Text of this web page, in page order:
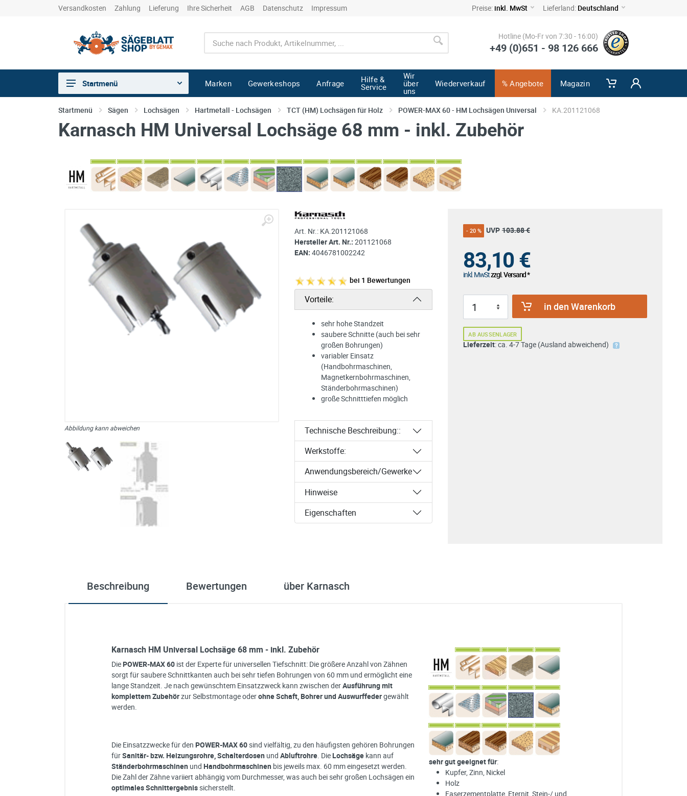
Versandkosten Zahlung Lieferung Ihre Sicherheit AGB Datenschutz Impressum Preise: inkl. MwSt Lieferland: Deutschland
Hotline (Mo-Fr von 7:30 - 16:00)
+49 (0)651 - 98 126 666
Sägen
Trennen
Schleifen
kreative Holzbearbeitung
sonstiges/Zubehör
Startmenü Marken Gewerkeshops Anfrage Hilfe &
Service
Wir
über
uns
Wiederverkauf % Angebote Magazin
Startmenü Sägen Lochsägen Hartmetall - Lochsägen TCT (HM) Lochsägen für Holz POWER-MAX 60 - HM Lochsägen Universal KA.201121068
Karnasch HM Universal Lochsäge 68 mm - inkl. Zubehör
Abbildung kann abweichen
Art. Nr.: KA.201121068
Hersteller Art. Nr.: 201121068
EAN: 4046781002242
bei 1 Bewertungen
Vorteile:
sehr hohe Standzeit
saubere Schnitte (auch bei sehr
großen Bohrungen)
variabler Einsatz
(Handbohrmaschinen,
Magnetkernbohrmaschinen,
Ständerbohrmaschinen)
große Schnitttiefen möglich
Technische Beschreibung::
Werkstoffe:
Anwendungsbereich/Gewerke
Hinweise
Eigenschaften
- 20 % UVP 103.88 €
83,10€
inkl. MwStzzgl. Versand *
in den Warenkorb
AB AUSSENLAGER
Lieferzeit: ca. 4-7 Tage (Ausland abweichend)
Beschreibung Bewertungen über Karnasch
Karnasch HM Universal Lochsäge 68 mm - inkl. Zubehör
Die POWER-MAX 60 ist der Experte für universellen Tiefschnitt: Die größere Anzahl von Zähnen
sorgt für saubere Schnittkanten auch bei sehr tiefen Bohrungen von 60 mm und ermöglicht eine
lange Standzeit. Je nach gewünschtem Einsatzzweck kann zwischen derAusführung mit
komplettem Zubehörzur Selbstmontage oderohne Schaft, Bohrer und Auswurffedergewählt
werden.
Die Einsatzzwecke für den POWER-MAX 60sind vielfältig, zu den häufigsten gehören Bohrungen
fürSanitär- bzw. Heizungsrohre, Schalterdosen und Abluftrohre. Die Lochsäge kann auf
Ständerbohrmaschinen und Handbohrmaschinen bis jeweils max. 60 mm eingesetzt werden.
Die Zahl der Zähne variiert abhängig vom Durchmesser, was auch bei sehr großen Lochsägen ein
optimales Schnittergebnissicherstellt.
sehr gut geeignet für:
Kupfer, Zinn, Nickel
Holz
Faserzementplatte, Eternit, Stein-/ und